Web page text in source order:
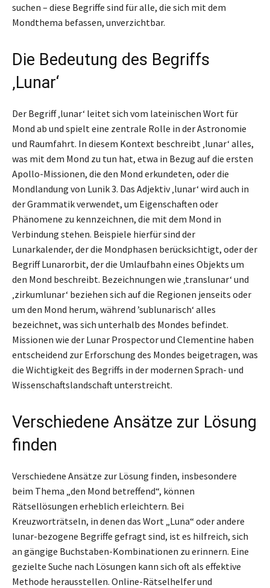
suchen – diese Begriffe sind für alle, die sich mit dem
Mondthema befassen, unverzichtbar.
Die Bedeutung des Begriffs
‚Lunar‘
Der Begriff ‚lunar‘ leitet sich vom lateinischen Wort für
Mond ab und spielt eine zentrale Rolle in der Astronomie
und Raumfahrt. In diesem Kontext beschreibt ‚lunar‘ alles,
was mit dem Mond zu tun hat, etwa in Bezug auf die ersten
Apollo-Missionen, die den Mond erkundeten, oder die
Mondlandung von Lunik 3. Das Adjektiv ‚lunar‘ wird auch in
der Grammatik verwendet, um Eigenschaften oder
Phänomene zu kennzeichnen, die mit dem Mond in
Verbindung stehen. Beispiele hierfür sind der
Lunarkalender, der die Mondphasen berücksichtigt, oder der
Begriff Lunarorbit, der die Umlaufbahn eines Objekts um
den Mond beschreibt. Bezeichnungen wie ‚translunar‘ und
‚zirkumlunar‘ beziehen sich auf die Regionen jenseits oder
um den Mond herum, während ’sublunarisch‘ alles
bezeichnet, was sich unterhalb des Mondes befindet.
Missionen wie der Lunar Prospector und Clementine haben
entscheidend zur Erforschung des Mondes beigetragen, was
die Wichtigkeit des Begriffs in der modernen Sprach- und
Wissenschaftslandschaft unterstreicht.
Verschiedene Ansätze zur Lösung
finden
Verschiedene Ansätze zur Lösung finden, insbesondere
beim Thema „den Mond betreffend“, können
Rätsellösungen erheblich erleichtern. Bei
Kreuzworträtseln, in denen das Wort „Luna“ oder andere
lunar-bezogene Begriffe gefragt sind, ist es hilfreich, sich
an gängige Buchstaben-Kombinationen zu erinnern. Eine
gezielte Suche nach Lösungen kann sich oft als effektive
Methode herausstellen. Online-Rätselhelfer und